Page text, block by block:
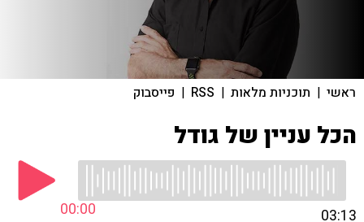
ראשי | תוכניות מלאות |
RSS
| פייסבוק
הכל עניין של גודל
00:00 03:13